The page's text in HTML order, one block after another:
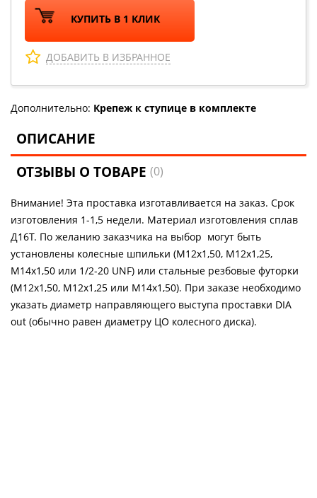
КУПИТЬ В 1 КЛИК
ДОБАВИТЬ В ИЗБРАННОЕ
Дополнительно: Крепеж к ступице в комплекте
ОПИСАНИЕ
ОТЗЫВЫ О ТОВАРЕ(0)
Внимание! Эта проставка изготавливается на заказ. Срок
изготовления 1-1,5 недели. Материал изготовления сплав
Д16Т. По желанию заказчика на выбор могут быть
установлены колесные шпильки (М12х1,50, М12х1,25,
М14х1,50 или 1/2-20 UNF) или стальные резбовые футорки
(М12х1,50, М12х1,25 или М14х1,50). При заказе необходимо
указать диаметр направляющего выступа проставки DIA
out (обычно равен диаметру ЦО колесного диска).